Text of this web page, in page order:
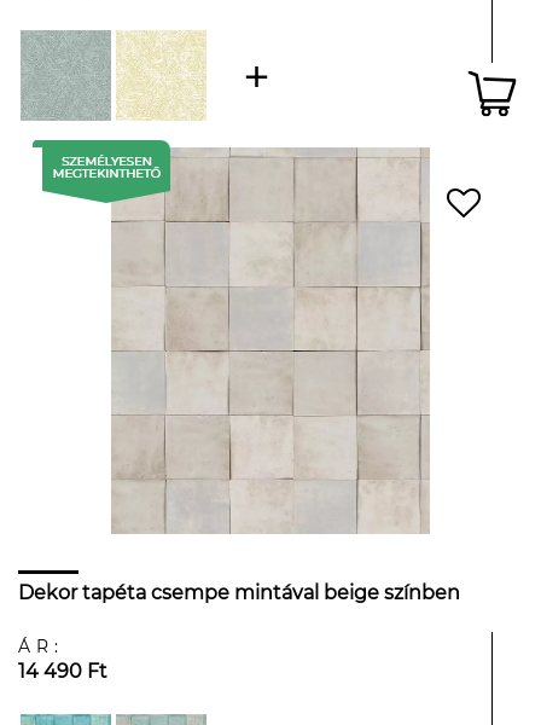
Dekor tapéta csempe mintával beige színben
ÁR:
14 490 Ft